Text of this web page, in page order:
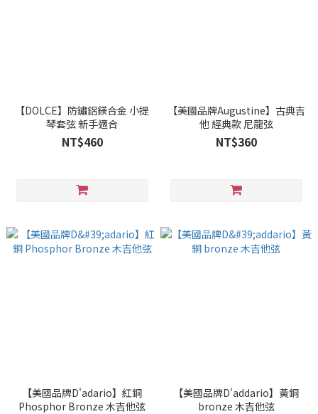
【DOLCE】防鏽鋁鎂合金 小提
琴套弦 新手適合
NT$460
【美國品牌Augustine】古典吉
他 經典款 尼龍弦
NT$360
【美國品牌D'adario】紅銅
Phosphor Bronze 木吉他弦
【美國品牌D'addario】黃銅
bronze 木吉他弦